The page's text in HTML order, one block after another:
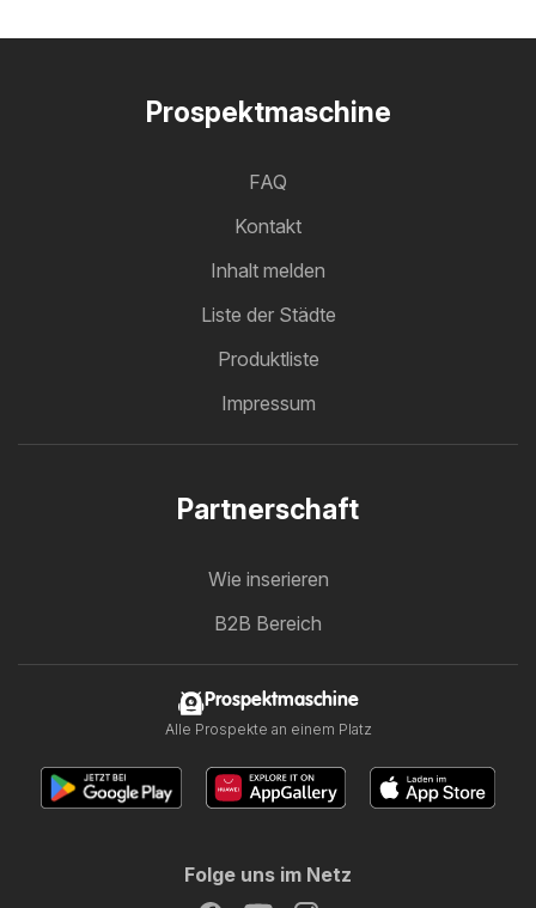
Prospektmaschine
FAQ
Kontakt
Inhalt melden
Liste der Städte
Produktliste
Impressum
Partnerschaft
Wie inserieren
B2B Bereich
Prospektmaschine
Alle Prospekte an einem Platz
Folge uns im Netz